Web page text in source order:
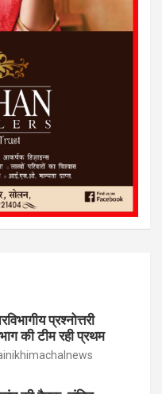
प्रश्नोत्तरी
की टीम रही प्रथम